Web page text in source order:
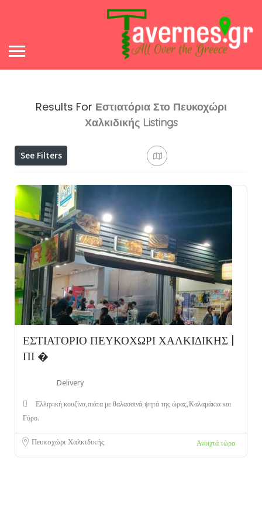
Results For Εστιατόρια Στο Πευκοχώρι
Χαλκιδικής Listings
See Filters
ΕΣΤΙΑΤΟΡΙΟ ΠΕΥΚΟΧΩΡΙ ΧΑΛΚΙΔΙΚΗΣ |
ΠΙ �
Delivery
Ελληνική κουζίνα, πιάτα με θαλασσινά, ψητά της ώρας, Καλαμάκια και
Γύρο.
Πευκοχώρι Χαλκιδικής Ανοιχτά τώρα